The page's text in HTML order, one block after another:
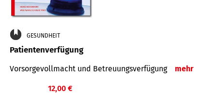
GESUNDHEIT
Patientenverfügung
Vorsorgevollmacht und Betreuungsverfügung mehr
12,00 €